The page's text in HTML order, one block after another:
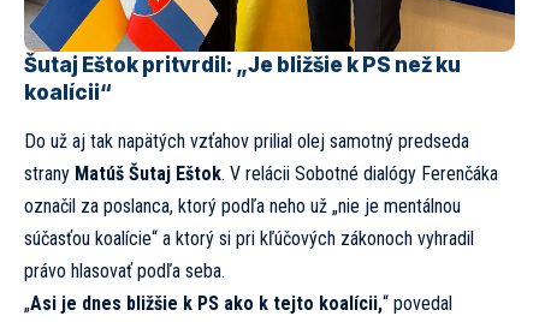
Šutaj Eštok pritvrdil: „Je bližšie k PS než ku
koalícii“
Do už aj tak napätých vzťahov prilial olej samotný predseda
strany Matúš Šutaj Eštok. V relácii Sobotné dialógy Ferenčáka
označil za poslanca, ktorý podľa neho už „nie je mentálnou
súčasťou koalície“ a ktorý si pri kľúčových zákonoch vyhradil
právo hlasovať podľa seba.
„Asi je dnes bližšie k PS ako k tejto koalícii,“ povedal